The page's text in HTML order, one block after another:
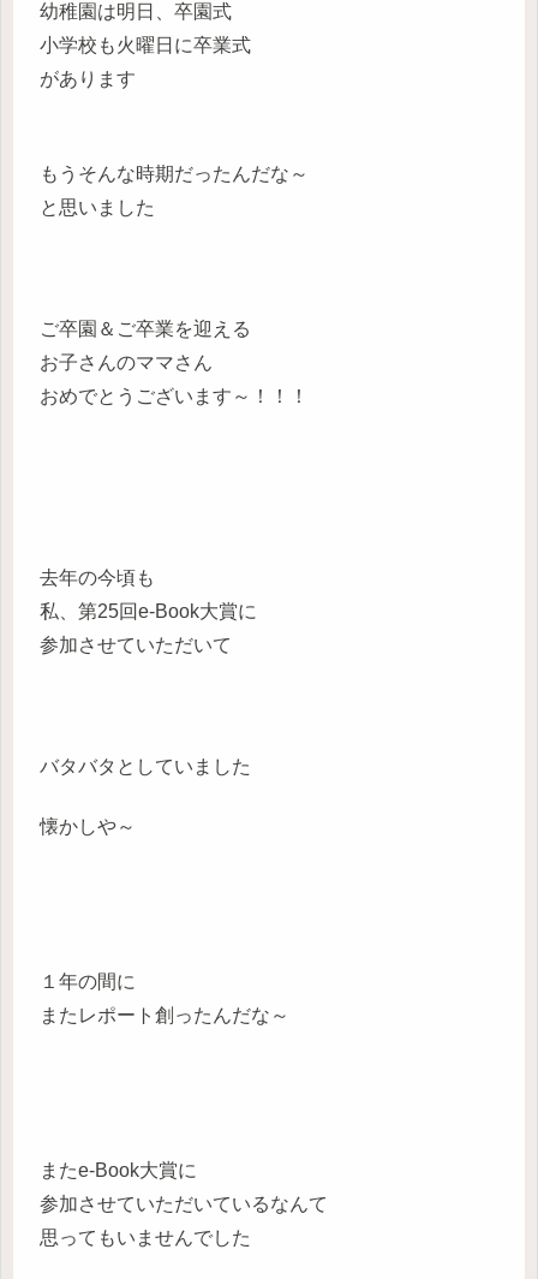
幼稚園は明日、卒園式
小学校も火曜日に卒業式
があります
もうそんな時期だったんだな～
と思いました
ご卒園＆ご卒業を迎える
お子さんのママさん
おめでとうございます～！！！
去年の今頃も
私、第25回e-Book大賞に
参加させていただいて
バタバタとしていました
懐かしや～
１年の間に
またレポート創ったんだな～
またe-Book大賞に
参加させていただいているなんて
思ってもいませんでした